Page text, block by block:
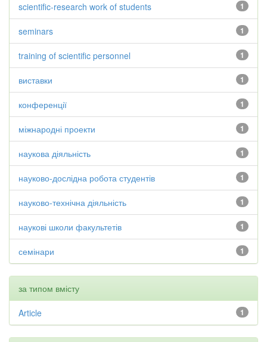
1
scientific-research work of students
1
seminars
1
training of scientific personnel
1
виставки
1
конференції
1
міжнародні проекти
1
наукова діяльність
1
науково-дослідна робота студентів
1
науково-технічна діяльність
1
наукові школи факультетів
1
семінари
за типом вмісту
1
Article